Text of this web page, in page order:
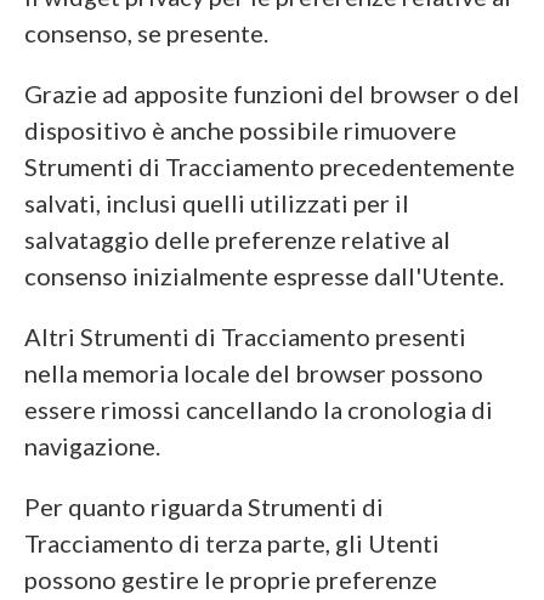
consenso, se presente.
Grazie ad apposite funzioni del browser o del
dispositivo è anche possibile rimuovere
Strumenti di Tracciamento precedentemente
salvati, inclusi quelli utilizzati per il
salvataggio delle preferenze relative al
consenso inizialmente espresse dall'Utente.
Altri Strumenti di Tracciamento presenti
nella memoria locale del browser possono
essere rimossi cancellando la cronologia di
navigazione.
Per quanto riguarda Strumenti di
Tracciamento di terza parte, gli Utenti
possono gestire le proprie preferenze